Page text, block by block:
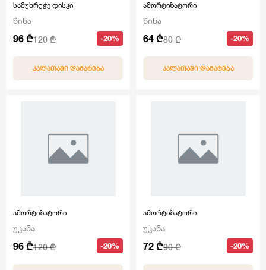
სამუხრუჭე დისკი
წინა
96 ₾120 ₾ -20%
ᲙᲐᲚᲐᲗᲐᲨᲘ ᲓᲐᲛᲐᲢᲔᲑᲐ
ამორტიზატორი
წინა
64 ₾80 ₾ -20%
ᲙᲐᲚᲐᲗᲐᲨᲘ ᲓᲐᲛᲐᲢᲔᲑᲐ
ამორტიზატორი
უკანა
96 ₾120 ₾ -20%
ამორტიზატორი
უკანა
72 ₾90 ₾ -20%